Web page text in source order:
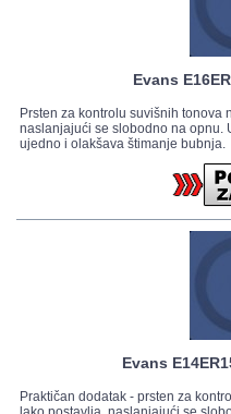
Evans
Prsten za kontrolu suvišnih tonova
naslanjajući se slobodno na opnu.
ujedno i olakšava štimanje bubnja.
Evans
Praktičan dodatak - prsten za